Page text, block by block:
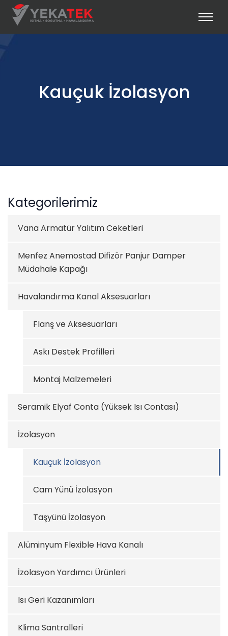
Kauçuk İzolasyon
Kategorilerimiz
Vana Armatür Yalıtım Ceketleri
Menfez Anemostad Difizör Panjur Damper
Müdahale Kapağı
Havalandırma Kanal Aksesuarları
Flanş ve Aksesuarları
Askı Destek Profilleri
Montaj Malzemeleri
Seramik Elyaf Conta (Yüksek Isı Contası)
İzolasyon
Kauçuk İzolasyon
Cam Yünü İzolasyon
Taşyünü İzolasyon
Alüminyum Flexible Hava Kanalı
İzolasyon Yardımcı Ürünleri
Isı Geri Kazanımları
Klima Santralleri